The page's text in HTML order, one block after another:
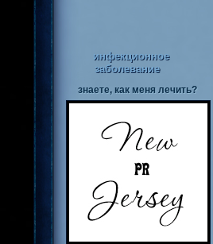
инфекционное
заболевание
знаете, как меня лечить?